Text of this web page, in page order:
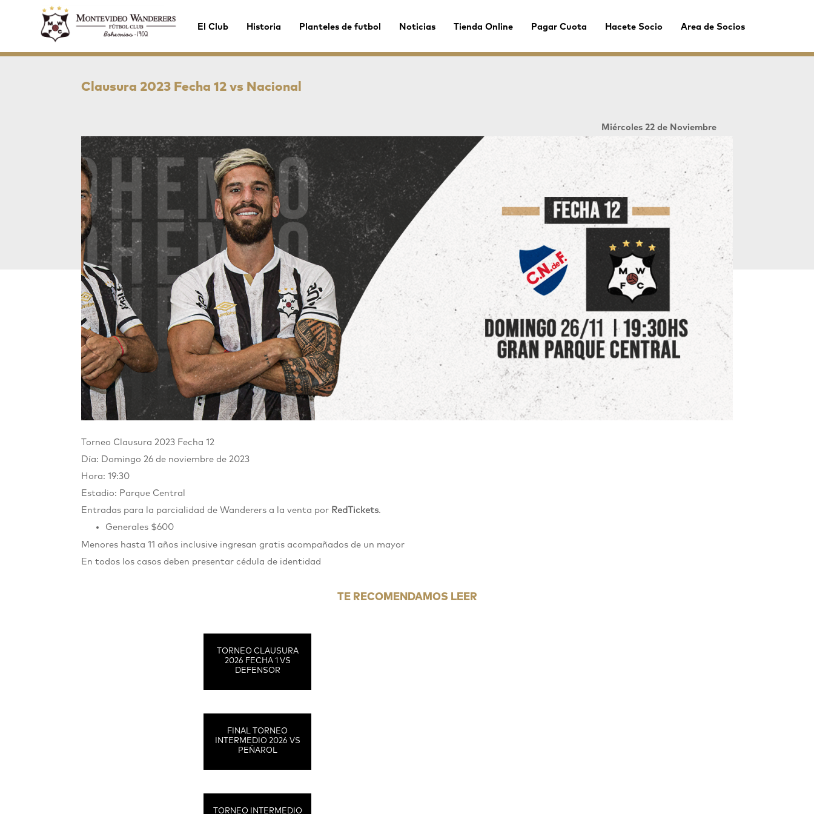
El Club Historia Planteles de futbol Noticias Tienda Online Pagar Cuota Hacete Socio Area de Socios
Clausura 2023 Fecha 12 vs Nacional
Miércoles 22 de Noviembre
Torneo Clausura 2023 Fecha 12
Día: Domingo 26 de noviembre de 2023
Hora: 19:30
Estadio: Parque Central
Entradas para la parcialidad de Wanderers a la venta por RedTickets.
Generales $600
Menores hasta 11 años inclusive ingresan gratis acompañados de un mayor
En todos los casos deben presentar cédula de identidad
TE RECOMENDAMOS LEER
TORNEO CLAUSURA
2026 FECHA 1 VS
DEFENSOR
FINAL TORNEO
INTERMEDIO 2026 VS
PEÑAROL
TORNEO INTERMEDIO